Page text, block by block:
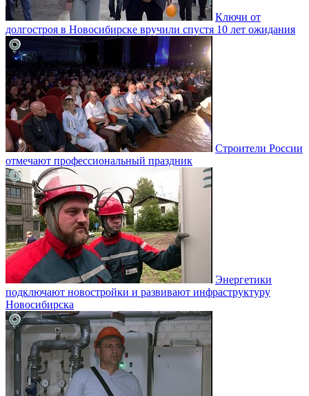
Ключи от
долгостроя в Новосибирске вручили спустя 10 лет ожидания
Строители России
отмечают профессиональный праздник
Энергетики
подключают новостройки и развивают инфраструктуру
Новосибирска